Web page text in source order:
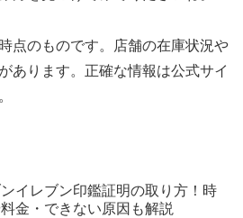
点のものです。店舗の在庫状況や
あります。正確な情報は公式サイ
イレブン印鑑証明の取り方！時
金・できない原因も解説